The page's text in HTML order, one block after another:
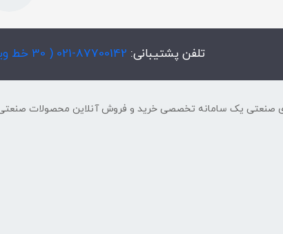
تلفن پشتیبانی: 87700142-021 ( 30 خط ویژه )
صنعتی یک سامانه تخصصی خرید و فروش آنلاین محصولات